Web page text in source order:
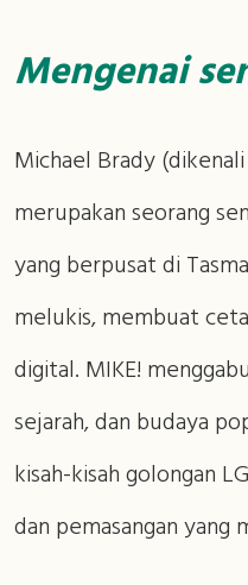
Mengenai
Michael Brady
merupakan seorang
yang berpusat di
melukis, membuat
digital. MIKE!
sejarah, dan budaya
kisah-kisah golongan
dan pemasangan yang